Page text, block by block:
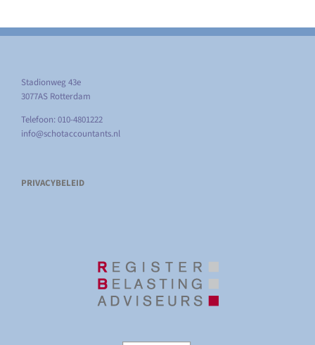
Stadionweg 43e
3077AS Rotterdam
Telefoon: 010-4801222
info@schotaccountants.nl
PRIVACYBELEID